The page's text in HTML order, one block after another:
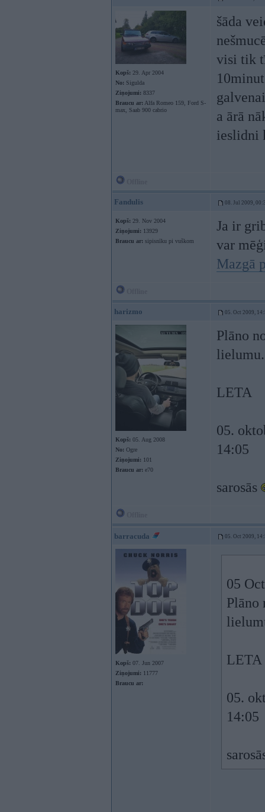
Kopš: 29. Apr 2004
No: Sigulda
Ziņojumi: 8337
Braucu ar: Alfa Romeo 159, Ford S-
max, Saab 900 cabrio
šāda
visi tik
a ārā
ieslidni
Fandulis 08. Jul 2009,
Kopš: 29. Nov 2004
Ziņojumi: 13929
Braucu ar: sipisnīku pi vuškom
Ja ir
var
Mazgā
harizmo 05. Oct 2009,
Kopš: 05. Aug 2008
No: Ogre
Ziņojumi: 101
Braucu ar: e70
Plāno
lielumu.
LETA
05.
14:05
sarosās
barracuda 05. Oct 2009,
Kopš: 07. Jun 2007
Ziņojumi: 11777
Braucu ar:
05
Plāno
LETA
05.
14:05